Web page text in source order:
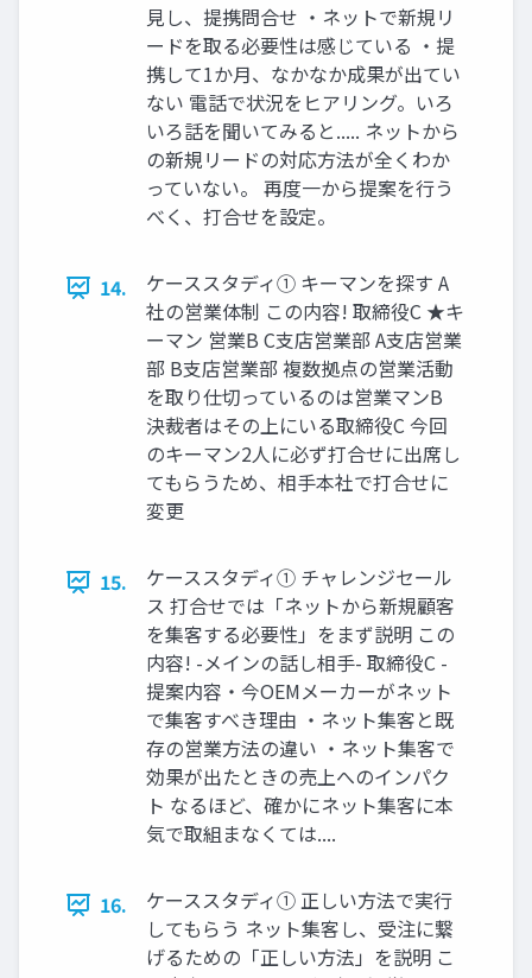
⾒し、提携問合せ ・ネットで新規リ
ードを取る必要性は感じている ・提
携して1か⽉、なかなか成果が出てい
ない 電話で状況をヒアリング。いろ
いろ話を聞いてみると..... ネットから
の新規リードの対応⽅法が全くわか
っていない。 再度⼀から提案を⾏う
べく、打合せを設定。
14.
ケーススタディ① キーマンを探す A
社の営業体制 この内容! 取締役C ★キ
ーマン 営業B C⽀店営業部 A⽀店営業
部 B⽀店営業部 複数拠点の営業活動
を取り仕切っているのは営業マンB
決裁者はその上にいる取締役C 今回
のキーマン2⼈に必ず打合せに出席し
てもらうため、相⼿本社で打合せに
変更
15.
ケーススタディ① チャレンジセール
ス 打合せでは「ネットから新規顧客
を集客する必要性」をまず説明 この
内容! -メインの話し相⼿- 取締役C -
提案内容・今OEMメーカーがネット
で集客すべき理由 ・ネット集客と既
存の営業⽅法の違い ・ネット集客で
効果が出たときの売上へのインパク
ト なるほど、確かにネット集客に本
気で取組まなくては....
16.
ケーススタディ① 正しい⽅法で実⾏
してもらう ネット集客し、受注に繋
げるための「正しい⽅法」を説明 こ